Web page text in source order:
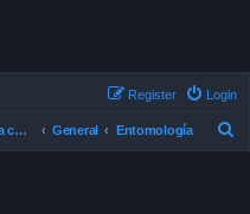
Login
Register
El Foro de la Pesca con Mosca en Chile General Entomología